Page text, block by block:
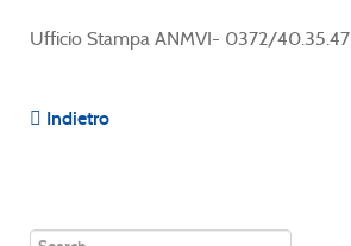
Ufficio Stampa ANMVI- 0372/40.35.47
Indietro